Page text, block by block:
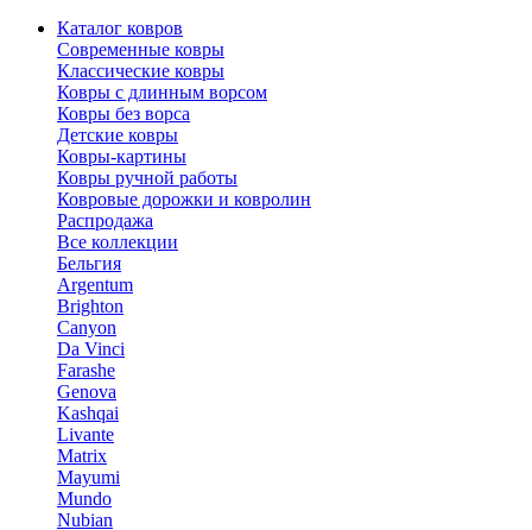
Каталог ковров
Современные ковры
Классические ковры
Ковры с длинным ворсом
Ковры без ворса
Детские ковры
Ковры-картины
Ковры ручной работы
Ковровые дорожки и ковролин
Распродажа
Все коллекции
Бельгия
Argentum
Brighton
Canyon
Da Vinci
Farashe
Genova
Kashqai
Livante
Matrix
Mayumi
Mundo
Nubian